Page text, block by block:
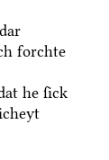
forchte
he ſick